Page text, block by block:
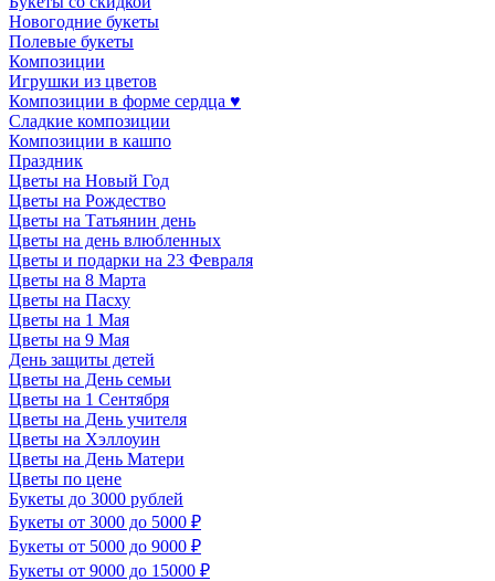
Новогодние букеты
Полевые букеты
Композиции
Игрушки из цветов
Композиции в форме сердца ♥
Сладкие композиции
Композиции в кашпо
Праздник
Цветы на Новый Год
Цветы на Рождество
Цветы на Татьянин день
Цветы на день влюбленных
Цветы и подарки на 23 Февраля
Цветы на 8 Марта
Цветы на Пасху
Цветы на 1 Мая
Цветы на 9 Мая
День защиты детей
Цветы на День семьи
Цветы на 1 Сентября
Цветы на День учителя
Цветы на Хэллоуин
Цветы на День Матери
Цветы по цене
Букеты до 3000 рублей
Букеты от 3000 до 5000 ₽
Букеты от 5000 до 9000 ₽
Букеты от 9000 до 15000 ₽